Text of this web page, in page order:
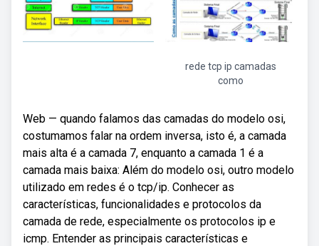
rede tcp ip camadas
como
Web — quando falamos das camadas do modelo osi,
costumamos falar na ordem inversa, isto é, a camada
mais alta é a camada 7, enquanto a camada 1 é a
camada mais baixa: Além do modelo osi, outro modelo
utilizado em redes é o tcp/ip. Conhecer as
características, funcionalidades e protocolos da
camada de rede, especialmente os protocolos ip e
icmp. Entender as principais características e